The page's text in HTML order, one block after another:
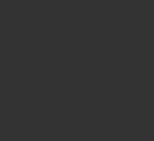
プ